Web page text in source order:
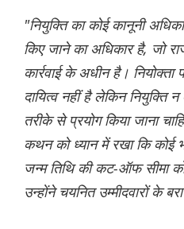
"नियुक्ति का कोई कानूनी
किए जाने का अधिकार है, जो
कार्रवाई के अधीन है।
दायित्व नहीं है लेकिन नियुक्ति
तरीके से प्रयोग किया जाना
कथन को ध्यान में रखा कि कोई भी
जन्म तिथि की कट-ऑफ सीमा
उन्होंने चयनित उम्मीदवारों के